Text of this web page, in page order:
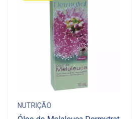
NUTRIÇÃO